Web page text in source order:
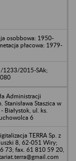
osobbowa: 1950-
płacowa: 1979-
2015-SAk;
Administracji
Stanisława Staszica w
Białystok, ul. ks.
6
TERRA Sp. z
8, 62-051 Wiry;
73; fax. 61 810 59 20,